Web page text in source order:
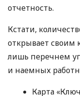
отчетность.
Кстати,
открывает своим
лишь перечнем
и наемных
Карта